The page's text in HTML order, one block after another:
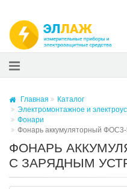
Главная
Каталог
Электромонтажное и
Фонари
Фонарь аккумуляторный
ФОНАРЬ
С ЗАРЯДНЫМ